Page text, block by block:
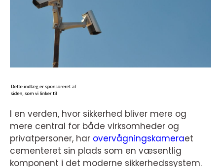
I en verden, hvor sikkerhed bliver mere og
mere central for både virksomheder og
privatpersoner, har overvågningskameraet
cementeret sin plads som en væsentlig
komponent i det moderne sikkerhedssystem.